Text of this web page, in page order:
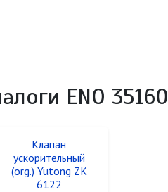
ENO
Клапан
ускорительный
(org.) Yutong ZK
6122